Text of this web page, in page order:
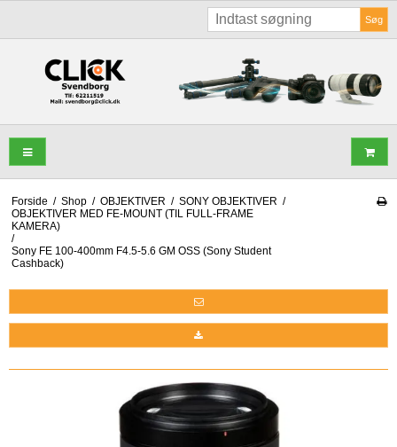
Søg
Forside / Shop / OBJEKTIVER / SONY OBJEKTIVER /
OBJEKTIVER MED FE-MOUNT (TIL FULL-FRAME
KAMERA)
/
Sony FE 100-400mm F4.5-5.6 GM OSS (Sony Student
Cashback)